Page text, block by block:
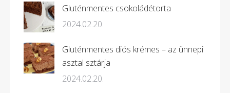
Gluténmentes csokoládétorta
2024.02.20.
Gluténmentes diós krémes – az ünnepi
asztal sztárja
2024.02.20.